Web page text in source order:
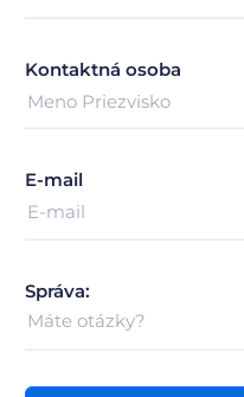
Kontaktná osoba
E-mail
Správa: